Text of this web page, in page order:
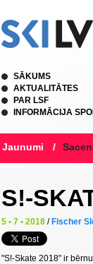
SĀKUMS
AKTUALITĀTES
PAR LSF
INFORMĀCIJA
Jaunumi /
S!-
5 • 7 • 2018 / Fischer
"S!-Skate 2018" ir